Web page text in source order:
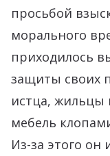
просьбой
морального
приходилось
защиты своих
истца, жильцы
мебель
Из-за этого